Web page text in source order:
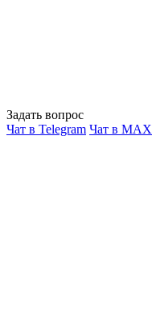
Задать вопрос
Чат в Telegram Чат в MAX